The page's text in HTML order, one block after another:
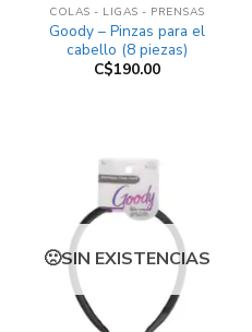
COLAS - LIGAS - PRENSAS
Goody – Pinzas para el
cabello (8 piezas)
C$190.00
SIN EXISTENCIAS